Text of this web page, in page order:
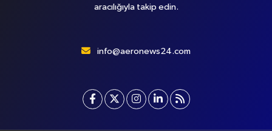
aracılığıyla takip edin.
info@aeronews24.com